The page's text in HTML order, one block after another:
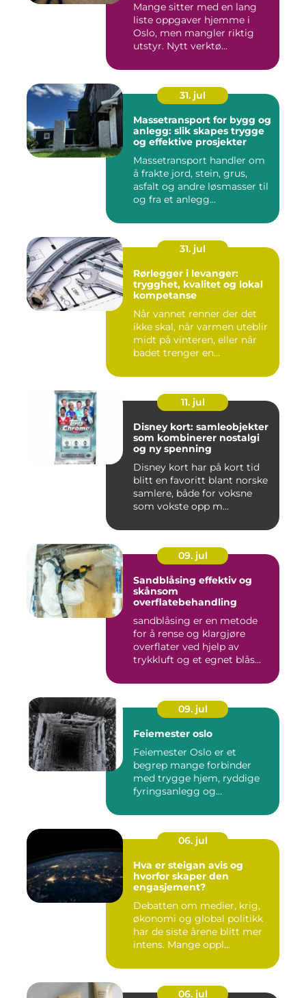
Mange sitter med en lang
liste oppgaver hjemme i
Oslo, men mangler riktig
utstyr. Nytt verktø...
31. jul
Massetransport for bygg og
anlegg: slik skapes trygge
og effektive prosjekter
Massetransport handler om
å frakte jord, stein, grus,
asfalt og andre løsmasser til
og fra et anlegg...
31. jul
Rørlegger i levanger:
trygghet, kvalitet og lokal
kompetanse
Når vannet renner der det
ikke skal, når varmen uteblir
midt på vinteren, eller når
badet trenger en...
11. jul
Disney kort: samleobjekter
som kombinerer nostalgi
og ny spenning
Disney kort har på kort tid
blitt en favoritt blant norske
samlere, både for voksne
som vokste opp m...
09. jul
Sandblåsing effektiv og
skånsom
overflatebehandling
sandblåsing er en metode
for å rense og klargjøre
overflater ved hjelp av
trykkluft og et egnet blås...
09. jul
Feiemester oslo
Feiemester Oslo er et
begrep mange forbinder
med trygge hjem, ryddige
fyringsanlegg og
06. jul
Hva er steigan avis og
hvorfor skaper den
engasjement?
Debatten om medier, krig,
økonomi og global politikk
har de siste årene blitt mer
intens. Mange oppl...
06. jul